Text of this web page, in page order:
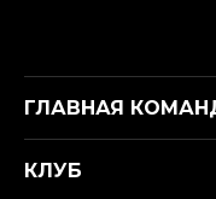
ГЛАВНАЯ
КЛУБ